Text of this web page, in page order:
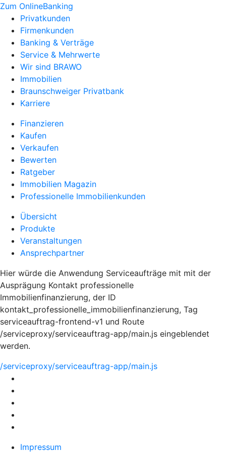
Zum OnlineBanking
Privatkunden
Firmenkunden
Banking & Verträge
Service & Mehrwerte
Wir sind BRAWO
Immobilien
Braunschweiger Privatbank
Karriere
Finanzieren
Kaufen
Verkaufen
Bewerten
Ratgeber
Immobilien Magazin
Professionelle Immobilienkunden
Übersicht
Produkte
Veranstaltungen
Ansprechpartner
Hier würde die Anwendung Serviceaufträge mit mit der
Ausprägung Kontakt professionelle
Immobilienfinanzierung, der ID
kontakt_professionelle_immobilienfinanzierung, Tag
serviceauftrag-frontend-v1 und Route
/serviceproxy/serviceauftrag-app/main.js eingeblendet
werden.
/serviceproxy/serviceauftrag-app/main.js
Impressum